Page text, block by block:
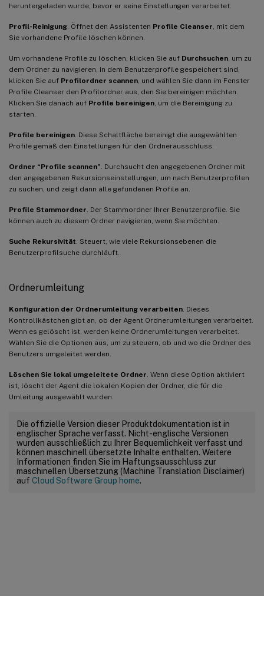
heruntergeladen wurde, bevor er seine Einstellungen verarbeitet.
Profil-Reinigung . Öffnet den Assistenten Profile Cleanser , mit dem
Sie vorhandene Profile löschen können.
Um vorhandene Profile zu löschen, klicken Sie auf Durchsuchen , um zu
dem Ordner zu navigieren, in dem Benutzerprofile gespeichert sind,
klicken Sie auf Profilordner scannen , und wählen Sie dann im Fenster
Profile Cleanser den Profilordner aus, den Sie bereinigen möchten.
Klicken Sie danach auf Profile bereinigen , um die Bereinigung zu
starten.
Profile bereinigen . Diese Schaltfläche bereinigt die ausgewählten
Profile gemäß den Einstellungen für den Ordnerausschluss.
Ordner “Profile scannen” . Durchsucht den angegebenen Ordner mit
den angegebenen Rekursionseinstellungen, um nach Benutzerprofilen
zu suchen, und zeigt dann alle gefundenen Profile an.
Profile Stammordner . Der Stammordner Ihrer Benutzerprofile. Sie
können auch zu diesem Ordner navigieren, wenn Sie möchten.
Suche Rekursivität . Steuert, wie viele Rekursionsebenen die
Benutzerprofilsuche durchläuft.
Ordnerumleitung
Konfiguration der Ordnerumleitung verarbeiten . Dieses
Kontrollkästchen gibt an, ob der Agent Ordnerumleitungen verarbeitet.
Wenn es gelöscht ist, werden keine Ordnerumleitungen verarbeitet.
Wählen Sie die Optionen aus, um zu steuern, ob und wo die Ordner des
Benutzers umgeleitet werden.
Löschen Sie lokal umgeleitete Ordner . Wenn diese Option aktiviert
ist, löscht der Agent die lokalen Kopien der Ordner, die für die
Umleitung ausgewählt wurden.
Die offizielle Version dieser Produktdokumentation ist in
englischer Sprache verfasst. Nicht-englische Versionen
wurden ausschließlich zu Ihrer Bequemlichkeit verfasst und
können maschinell übersetzte Inhalte enthalten. Weitere
Informationen finden Sie im Haftungsausschluss zur
maschinellen Übersetzung (Machine Translation Disclaimer)
auf Cloud Software Group home.